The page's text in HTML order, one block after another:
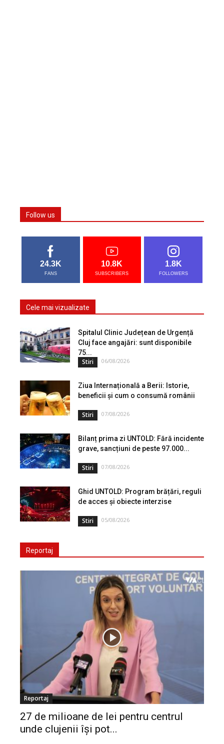
Follow us
24.3K
FANS
10.8K
SUBSCRIBERS
1.8K
FOLLOWERS
Cele mai vizualizate
Spitalul Clinic Județean de Urgență
Cluj face angajări: sunt disponibile
75...
Stiri 06/08/2026
Ziua Internațională a Berii: Istorie,
beneficii și cum o consumă românii
Stiri 07/08/2026
Bilanț prima zi UNTOLD: Fără incidente
grave, sancțiuni de peste 97.000...
Stiri 07/08/2026
Ghid UNTOLD: Program brățări, reguli
de acces și obiecte interzise
Stiri 05/08/2026
Reportaj
Reportaj
27 de milioane de lei pentru centrul
unde clujenii își pot...